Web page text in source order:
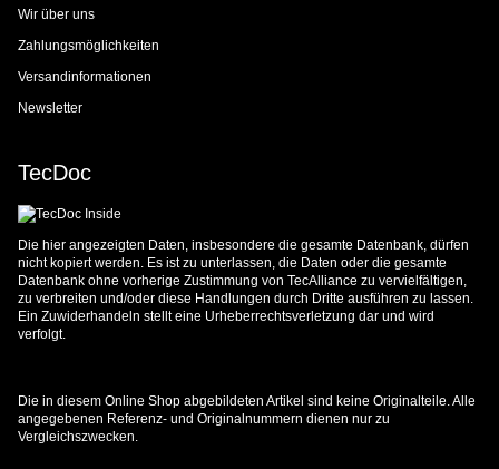
Wir über uns
Zahlungsmöglichkeiten
Versandinformationen
Newsletter
TecDoc
Die hier angezeigten Daten, insbesondere die gesamte Datenbank, dürfen
nicht kopiert werden. Es ist zu unterlassen, die Daten oder die gesamte
Datenbank ohne vorherige Zustimmung von TecAlliance zu vervielfältigen,
zu verbreiten und/oder diese Handlungen durch Dritte ausführen zu lassen.
Ein Zuwiderhandeln stellt eine Urheberrechtsverletzung dar und wird
verfolgt.
Die in diesem Online Shop abgebildeten Artikel sind keine Originalteile. Alle
angegebenen Referenz- und Originalnummern dienen nur zu
Vergleichszwecken.